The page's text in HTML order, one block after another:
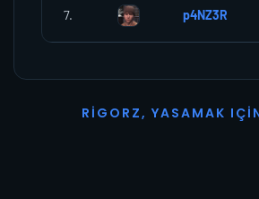
7. p4NZ3R
R I G O R Z, YASAMAK I ÇI